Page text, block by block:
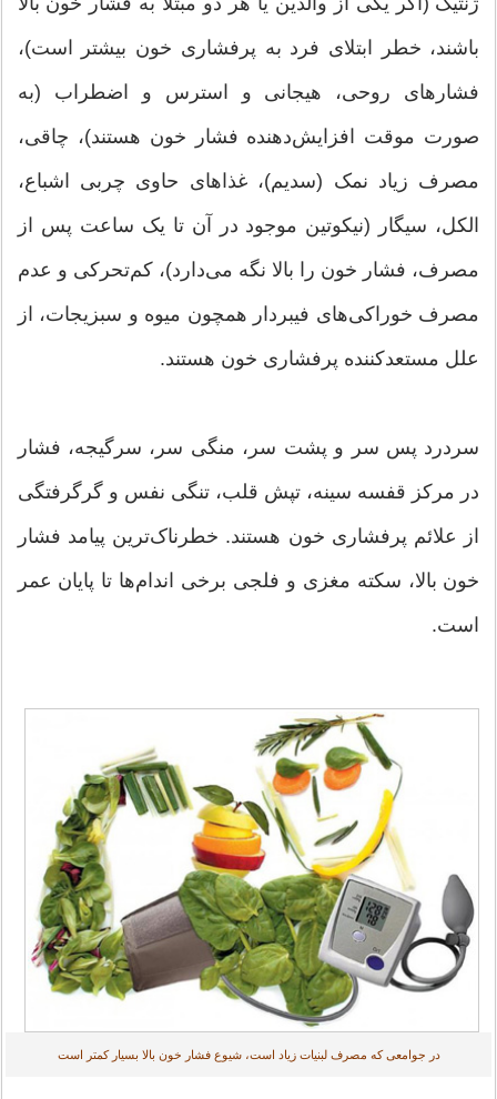
باشند،‌ خطر ابتلای فرد به پرفشاری خون بیشتر است)،
فشارهای روحی، هیجانی و استرس و اضطراب (به
صورت موقت افزایش‌دهنده فشار خون هستند)، چاقی،
مصرف زیاد نمک (سدیم)، غذاهای حاوی چربی اشباع،
الکل، سیگار (نیکوتین موجود در آن تا یک ساعت پس از
مصرف، فشار خون را بالا نگه می‌دارد)، کم‌تحرکی و عدم
مصرف خوراکی‌های فیبردار همچون میوه و سبزیجات، از
علل مستعدکننده پرفشاری خون هستند.
سردرد پس سر و پشت سر، منگی سر، سرگیجه، فشار
در مرکز قفسه سینه، تپش قلب، تنگی نفس و گرگرفتگی
از علائم پرفشاری خون هستند. خطرناک‌ترین پیامد فشار
خون بالا، سکته مغزی و فلجی برخی اندام‌ها تا پایان عمر
است.
در جوامعی که مصرف لبنیات زیاد است، شیوع فشار خون بالا بسیار کمتر است